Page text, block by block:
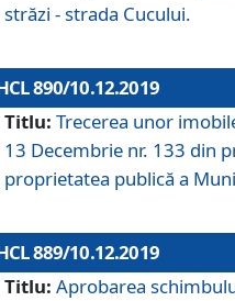
străzi - strada Cucului.
890/10.12.2019
Titlu: Trecerea unor
13 Decembrie nr. 133 din
proprietatea publică a
889/10.12.2019
Titlu: Aprobarea